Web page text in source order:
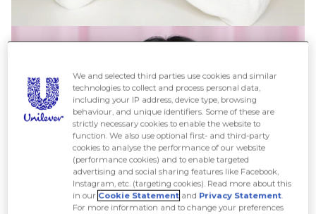
We and selected third parties use cookies and similar
technologies to collect and process personal data,
including your IP address, device type, browsing
behaviour, and unique identifiers. Some of these are
strictly necessary cookies to enable the website to
function. We also use optional first- and third-party
cookies to analyse the performance of our website
(performance cookies) and to enable targeted
advertising and social sharing features like Facebook,
Instagram, etc. (targeting cookies). Read more about this
in our Cookie Statement and Privacy Statement.
For more information and to change your preferences